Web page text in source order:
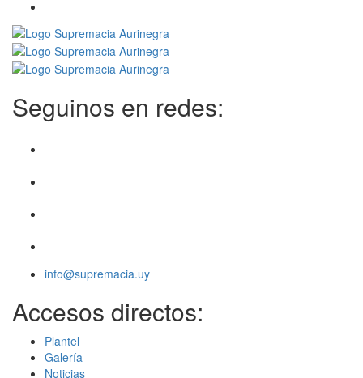
Seguinos en redes:
info@supremacia.uy
Accesos directos:
Plantel
Galería
Noticias